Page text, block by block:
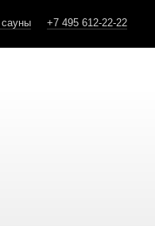
+7 495 612-22-22